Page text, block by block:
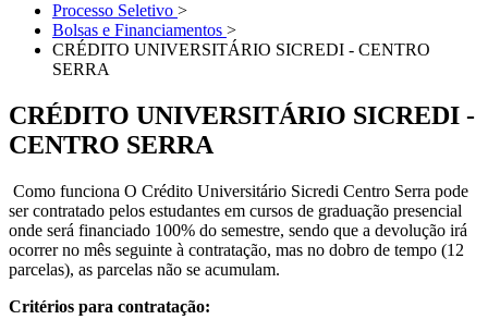
Processo Seletivo >
Bolsas e Financiamentos >
CRÉDITO UNIVERSITÁRIO SICREDI - CENTRO
SERRA
CRÉDITO UNIVERSITÁRIO SICREDI -
CENTRO SERRA
Como funciona O Crédito Universitário Sicredi Centro Serra pode
ser contratado pelos estudantes em cursos de graduação presencial
onde será financiado 100% do semestre, sendo que a devolução irá
ocorrer no mês seguinte à contratação, mas no dobro de tempo (12
parcelas), as parcelas não se acumulam.
Critérios para contratação: